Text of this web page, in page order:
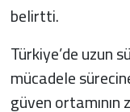
belirtti.
Türkiye’de uzun
mücadele
güven